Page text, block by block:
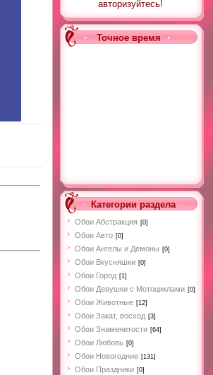
авторизуйтесь!
Точное время
Категории раздела
Обои Абстракция [0]
Обои Авто [0]
Обои Ангелы и Демоны [0]
Обои Вкусняшки [0]
Обои Город [1]
Обои Девушки с Мотоциклами [0]
Обои Животные [12]
Обои Закат, восход [3]
Обои Знаменитости [64]
Обои Любовь [0]
Обои Новогодние [131]
Обои Праздники [0]